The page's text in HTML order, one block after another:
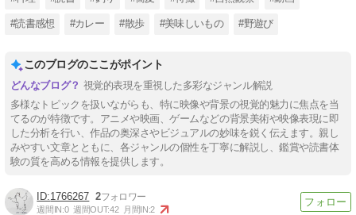
#読書感想 #カレー #散歩 #美味しいもの #野遊び
このブログのここがポイント
視覚的表現を重視した多彩なジャンル解説
多様なトピックを扱いながらも、特に映像や背景の視覚的魅力に焦点を当
てるのが特徴です。アニメや映画、ゲームなどの背景美術や映像表現に即
した分析を行い、作品の奥深さやビジュアルの妙味を鋭く伝えます。親し
みやすい文章とともに、各ジャンルの個性を丁寧に解説し、鑑賞や読書体
験の質を高める情報を提供します。
1766267 2
週間IN:0 週間OUT:42 月間IN:2